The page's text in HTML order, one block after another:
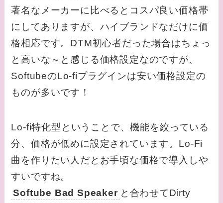
著名なメーカーに比べるとコスパ良い価格帯
にしてありますが、ハイブランドなだけに価
格相応です。DTM初心者だった場合はちょっ
と高いな～と感じる価格設定なのですが、
SoftubeのLo-fiプラグインは安い価格設定の
ものが多いです！
Lo-fi特化型ということで、機能を絞っている
分、価格が低めに設定されています。Lo-Fi
曲を作りたい人だとお手頃な価格で導入しや
すいですね。
Softube Bad Speaker と合わせてDirty